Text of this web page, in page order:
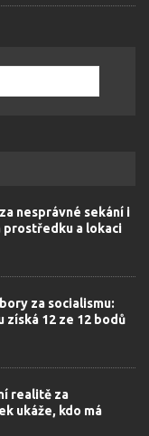
nesprávné sekání i
prostředku a lokaci
za socialismu:
získá 12 ze 12 bodů
realitě za
ukáže, kdo má